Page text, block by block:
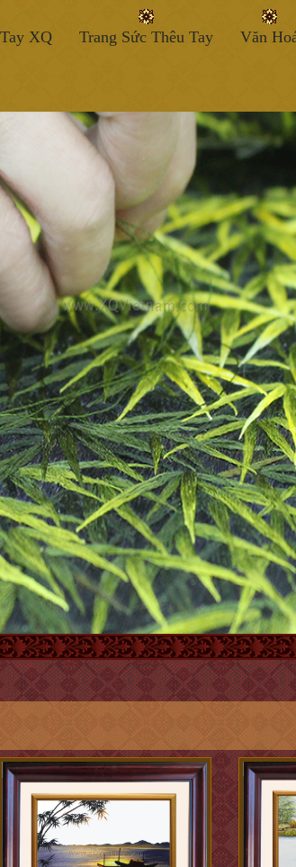
XQ Trang Sức Thêu Tay Văn